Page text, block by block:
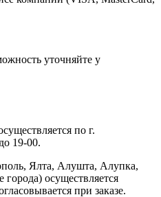
уточняйте у
по г.
19-00.
Ялта, Алушта, Алупка,
осуществляется
при заказе.